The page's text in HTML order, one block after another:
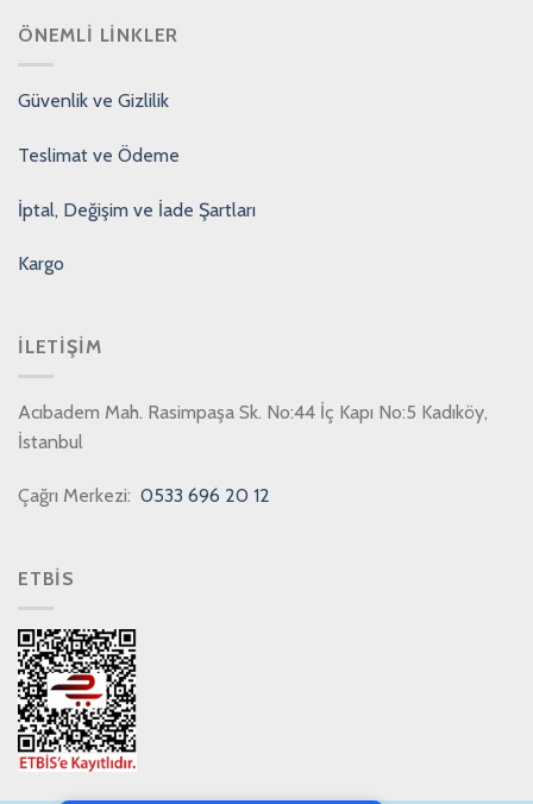
7/24 Canlı Destek
ÖNEMLI LINKLER
Güvenlik ve Gizlilik
Teslimat ve Ödeme
İptal, Değişim ve İade Şartları
Kargo
İLETIŞIM
Acıbadem Mah. Rasimpaşa Sk. No:44 İç Kapı No:5 Kadıköy,
İstanbul
Çağrı Merkezi: 0533 696 20 12
ETBİS